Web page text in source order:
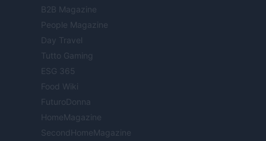
B2B Magazine
People Magazine
Day Travel
Tutto Gaming
ESG 365
Food Wiki
FuturoDonna
HomeMagazine
SecondHomeMagazine